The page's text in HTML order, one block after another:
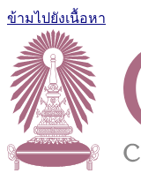
ข้ามไปยังเนื้อหา